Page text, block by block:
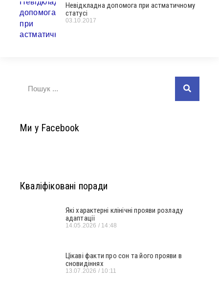
Невідкладна допомога при астматичному
статусі
03.10.2017
Ми у Facebook
Кваліфіковані поради
Які характерні клінічні прояви розладу
адаптації
14.05.2026 14:48
Цікаві факти про сон та його прояви в
сновидіннях
13.07.2026 10:11